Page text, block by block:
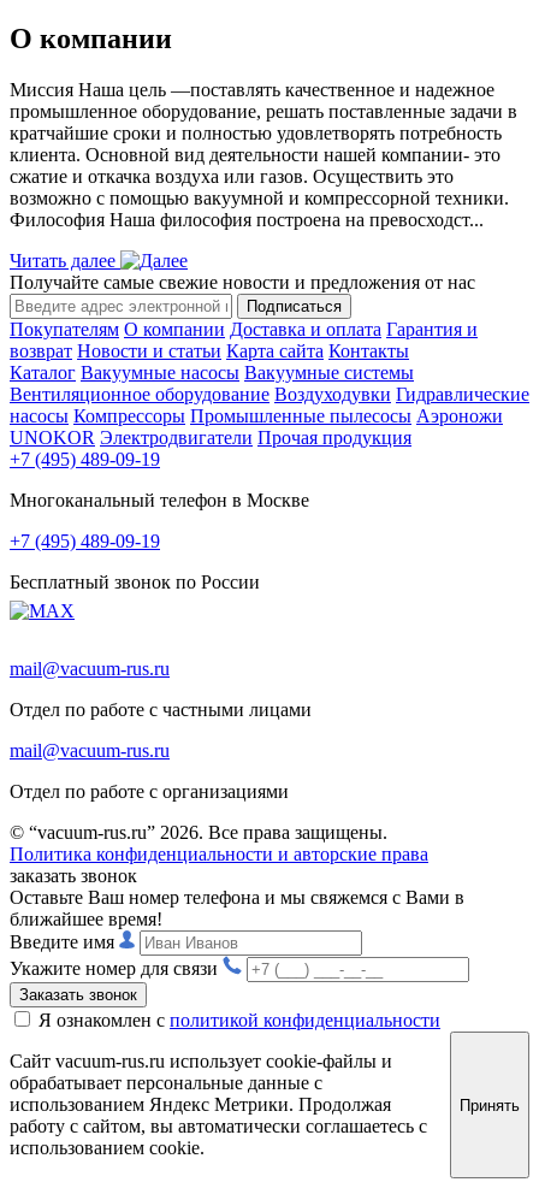
О компании
Миссия Наша цель ―поставлять качественное и надежное
промышленное оборудование, решать поставленные задачи в
кратчайшие сроки и полностью удовлетворять потребность
клиента. Основной вид деятельности нашей компании- это
сжатие и откачка воздуха или газов. Осуществить это
возможно с помощью вакуумной и компрессорной техники.
Философия Наша философия построена на превосходст...
Читать далее
Получайте самые свежие новости и предложения от нас
Подписаться
Покупателям О компании Доставка и оплата Гарантия и
возврат Новости и статьи Карта сайта Контакты
Каталог Вакуумные насосы Вакуумные системы
Вентиляционное оборудование Воздуходувки Гидравлические
насосы Компрессоры Промышленные пылесосы Аэроножи
UNOKOR Электродвигатели Прочая продукция
+7 (495) 489-09-19
Многоканальный телефон в Москве
+7 (495) 489-09-19
Бесплатный звонок по России
mail@vacuum-rus.ru
Отдел по работе с частными лицами
mail@vacuum-rus.ru
Отдел по работе с организациями
© “vacuum-rus.ru” 2026. Все права защищены.
Политика конфиденциальности и авторские права
заказать звонок
Оставьте Ваш номер телефона и мы свяжемся с Вами в
ближайшее время!
Введите имя
Укажите номер для связи
Заказать звонок
Я ознакомлен с политикой конфиденциальности
Сайт vacuum-rus.ru использует cookie-файлы и
обрабатывает персональные данные с
использованием Яндекс Метрики. Продолжая
работу с сайтом, вы автоматически соглашаетесь с
использованием cookie.
Принять